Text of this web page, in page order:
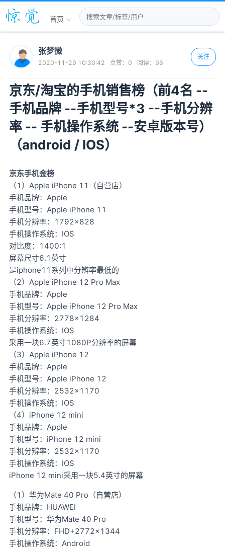
首页
张梦微
2020-11-29 10:30:42 点赞： 0 阅读： 96
关注
京东/淘宝的手机销售榜（前4名 --
手机品牌 --手机型号*3 --手机分辨
率 -- 手机操作系统 --安卓版本号）
（android / IOS）
京东手机金榜
（1）Apple iPhone 11（自营店）
手机品牌：Apple
手机型号：Apple iPhone 11
手机分辨率：1792×828
手机操作系统：IOS
对比度：1400:1
屏幕尺寸6.1英寸
是iphone11系列中分辨率最低的
（2）Apple iPhone 12 Pro Max
手机品牌：Apple
手机型号：Apple iPhone 12 Pro Max
手机分辨率：2778×1284
手机操作系统：IOS
采用一块6.7英寸1080P分辨率的屏幕
（3）Apple iPhone 12
手机品牌：Apple
手机型号：Apple iPhone 12
手机分辨率：2532×1170
手机操作系统：IOS
（4）iPhone 12 mini
手机品牌：Apple
手机型号：iPhone 12 mini
手机分辨率：2532×1170
手机操作系统：IOS
iPhone 12 mini采用一块5.4英寸的屏幕
（1）华为Mate 40 Pro（自营店）
手机品牌：HUAWEI
手机型号：华为Mate 40 Pro
手机分辨率：FHD+2772×1344
手机操作系统：Android